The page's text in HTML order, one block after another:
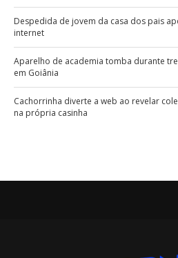
Despedida de jovem da casa dos pais
internet
Aparelho de academia tomba durante
em Goiânia
Cachorrinha diverte a web ao revelar
na própria casinha